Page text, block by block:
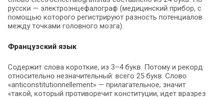
русски — электроэнцефалограф (медицинский прибор, с
помощью которого регистрируют разность потенциалов
между точками головного мозга).
Французский язык
Содержит слова короткие, из 3–4 букв. Потому и рекорд
относительно незначительный: всего 25 букв. Слово
«anticonstitutionnellement» — прилагательное; значит
«такой, который противоречит конституции, идет вразрез